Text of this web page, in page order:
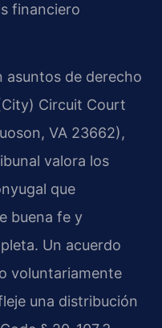
financiero
asuntos de derecho
Circuit Court
VA 23662),
valora los
que
buena fe y
Un acuerdo
voluntariamente
una distribución